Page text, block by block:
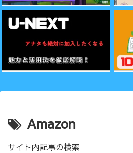
Amazon
サイト内記事の検索